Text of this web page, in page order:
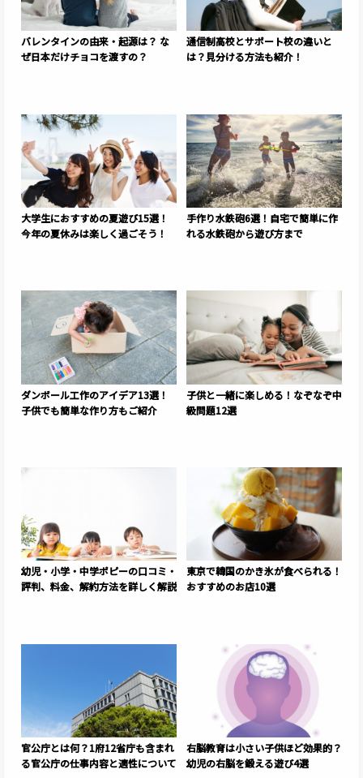
バレンタインの由来・起源は？ な
ぜ日本だけチョコを渡すの？
通信制高校とサポート校の違いと
は？見分ける方法も紹介！
大学生におすすめの夏遊び15選！
今年の夏休みは楽しく過ごそう！
手作り水鉄砲6選！自宅で簡単に作
れる水鉄砲から遊び方まで
ダンボール工作のアイデア13選！
子供でも簡単な作り方もご紹介
子供と一緒に楽しめる！なぞなぞ中
級問題12選
幼児・小学・中学ポピーの口コミ・
評判、料金、解約方法を詳しく解説
東京で韓国のかき氷が食べられる！
おすすめのお店10選
官公庁とは何？1府12省庁も含まれ
る官公庁の仕事内容と適性について
右脳教育は小さい子供ほど効果的？
幼児の右脳を鍛える遊び4選